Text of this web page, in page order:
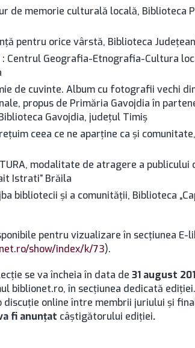
de memorie culturală locală, Biblioteca
pentru orice vârstă, Biblioteca
: Centrul Geografia-Etnografia-Cultura
de cuvinte. Album cu fotografii vechi
propus de Primăria Gavojdia în
Gavojdia, judeţul Timiş
ceea ce ne aparţine ca şi
modalitate de atragere a
Istrati” Brăila
bibliotecii şi a comunităţii, Biblioteca
pentru vizualizare în secţiunea
show/index/k/73).
se va încheia în data de 31 august
biblionet.ro, în secţiunea dedicată
discuţie online între membrii juriului şi
fi anunţat câştigătorului ediţiei.